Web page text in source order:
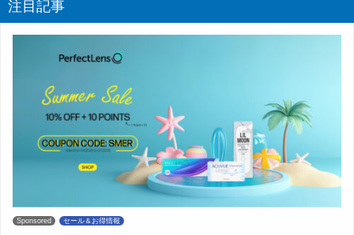
注目記事
Sponsored セール＆お得情報